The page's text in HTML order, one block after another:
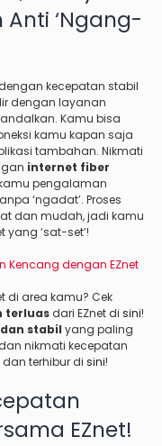
‘Ngang-
kecepatan stabil
dengan layanan
Kamu bisa
kamu kapan saja
tambahan. Nikmati
internet fiber
pengalaman
‘ngadat’. Proses
dan mudah, jadi kamu
‘sat-set’!
Kencang dengan EZnet
di area kamu? Cek
terluasdari EZnet di sini!
stabil yang paling
nikmati kecepatan
terhibur di sini!
EZnet!